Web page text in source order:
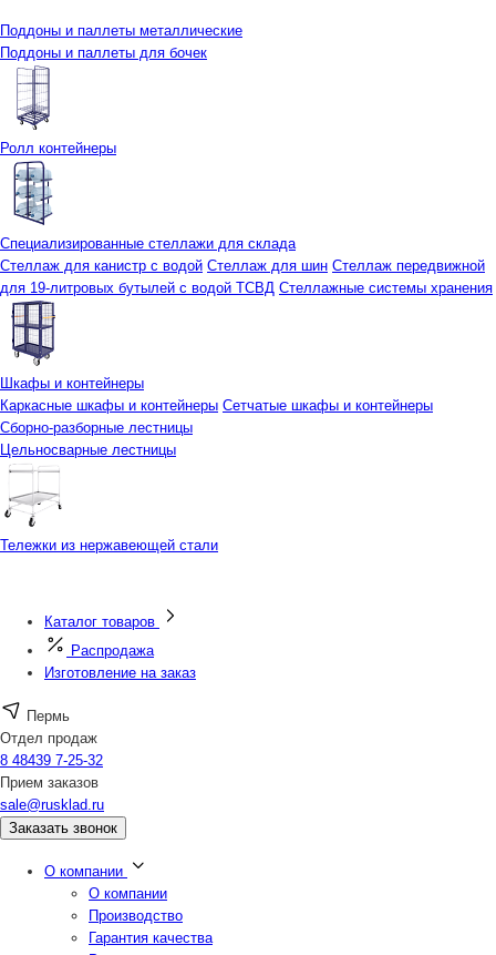
Поддоны и паллеты металлические
Поддоны и паллеты для бочек
Ролл контейнеры
Специализированные стеллажи для склада
Стеллаж для канистр с водой Стеллаж для шин Стеллаж передвижной
для 19-литровых бутылей с водой ТСВД Стеллажные системы хранения
Шкафы и контейнеры
Каркасные шкафы и контейнеры Сетчатые шкафы и контейнеры
Сборно-разборные лестницы
Цельносварные лестницы
Тележки из нержавеющей стали
Каталог товаров
Распродажа
Изготовление на заказ
Пермь
Отдел продаж
8 48439 7-25-32
Прием заказов
sale@rusklad.ru
Заказать звонок
О компании
О компании
Производство
Гарантия качества